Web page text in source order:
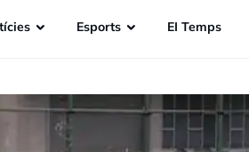
Esports EI Temps